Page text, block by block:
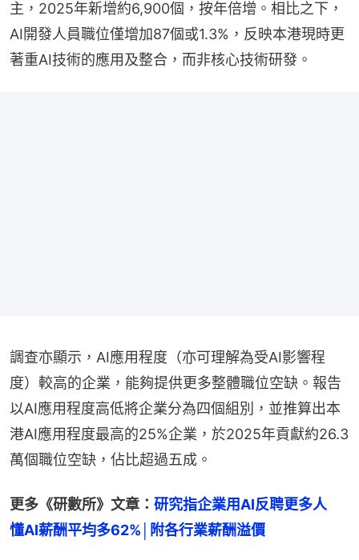
主，2025年新增約6,900個，按年倍增。相比之下，
AI開發人員職位僅增加87個或1.3%，反映本港現時更
著重AI技術的應用及整合，而非核心技術研發。
調查亦顯示，AI應用程度（亦可理解為受AI影響程
度）較高的企業，能夠提供更多整體職位空缺。報告
以AI應用程度高低將企業分為四個組別，並推算出本
港AI應用程度最高的25%企業，於2025年貢獻約26.3
萬個職位空缺，佔比超過五成。
更多《研數所》文章： 研究指企業用AI反聘更多人
懂AI薪酬平均多62%│附各行業薪酬溢價